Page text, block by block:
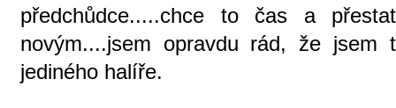
předchůdce.....chce to čas a
novým....jsem opravdu rád, že
jediného halíře.